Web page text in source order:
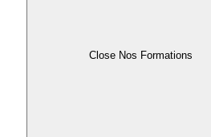
Close Nos Formations